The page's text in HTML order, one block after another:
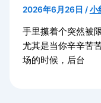
2026年6月26日 /小
手里攥着个突然被
尤其是当你辛辛苦
场的时候，后台